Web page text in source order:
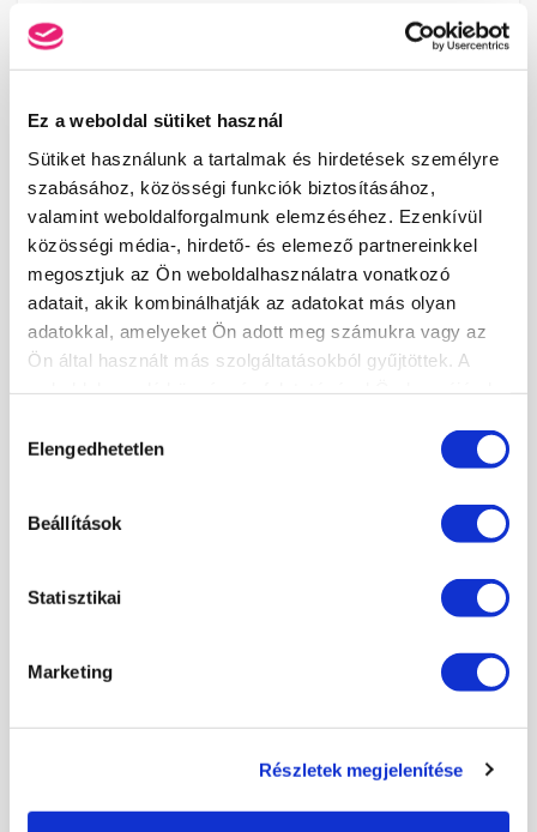
Ez a weboldal sütiket használ
Sütiket használunk a tartalmak és hirdetések személyre
szabásához, közösségi funkciók biztosításához,
valamint weboldalforgalmunk elemzéséhez. Ezenkívül
közösségi média-, hirdető- és elemező partnereinkkel
megosztjuk az Ön weboldalhasználatra vonatkozó
adatait, akik kombinálhatják az adatokat más olyan
adatokkal, amelyeket Ön adott meg számukra vagy az
Ön által használt más szolgáltatásokból gyűjtöttek. A
kiválasztása
Elengedhetetlen
Beállítások
Statisztikai
Marketing
Részletek megjelenítése
H K Sz Cs P Sz V
3
4 5 6
10
11 12 13 14 15
16
17
18 19 20 21 22
24
25 26 27 28 29
30
31
1 2 3 4 5 6
LEGKÖZELEBBI TANFOLYAMOK:
MANIKŰRÖS ÉS KÖRÖMDIZÁJNER KÉPZÉS (PK 10124005)
MANIKŰRÖS ÉS KÖRÖMDIZÁJNER KÉPZÉS (PK 10124005)
2026. augusztus 14. - 09:00
MANIKŰRÖS ÉS KÖRÖMDIZÁJNER KÉPZÉS (PK 10124005)
2026. augusztus 14. - 13:00
MANIKŰRÖS ÉS KÖRÖMDIZÁJNER KÉPZÉS (PK 10124005)
MANIKŰRÖS ÉS KÖRÖMDIZÁJNER KÉPZÉS (PK 10124005)
MANIKŰRÖS ÉS KÖRÖMDIZÁJNER KÉPZÉS (PK 10124005)
Nagykanizsa